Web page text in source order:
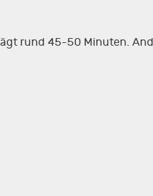
rund 45-50 Minuten.